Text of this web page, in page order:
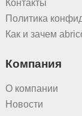
Контакты
Политика
Как и зачем
Компания
О компании
Новости